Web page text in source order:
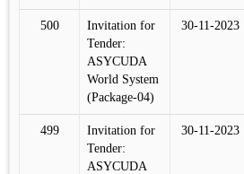
500
Invitation for
Tender:
ASYCUDA
World System
(Package-04)
30-11-2023
499
Invitation for
Tender:
ASYCUDA
30-11-2023